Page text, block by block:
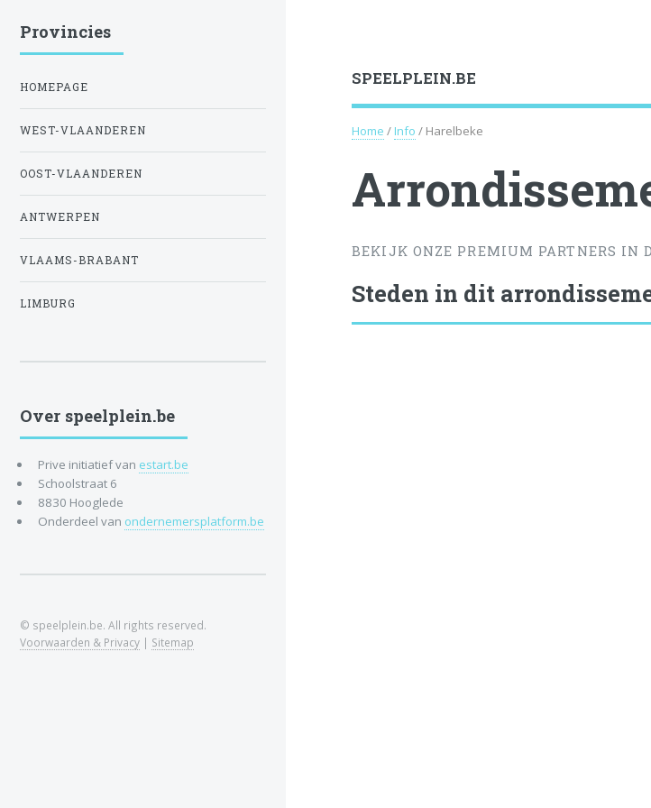
SPEELPLEIN.BE
Home / Info / Harelbeke
BEKIJK ONZE PREMIUM PARTNERS IN
Steden in dit
Provincies
HOMEPAGE
WEST-VLAANDEREN
OOST-VLAANDEREN
ANTWERPEN
VLAAMS-BRABANT
LIMBURG
Over speelplein.be
Prive initiatief van estart.be
Schoolstraat 6
8830 Hooglede
Onderdeel van ondernemersplatform.be
© speelplein.be. All rights reserved.
Voorwaarden & Privacy | Sitemap